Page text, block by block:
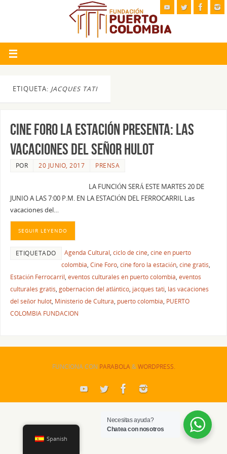
ETIQUETA: JACQUES TATI
CINE FORO LA ESTACIÓN PRESENTA: LAS
VACACIONES DEL SEÑOR HULOT
POR 20 JUNIO, 2017 PRENSA
LA FUNCIÓN SERÁ ESTE MARTES 20 DE
JUNIO A LAS 7:00 P.M. EN LA ESTACIÓN DEL FERROCARRIL Las
vacaciones del…
SEGUIR LEYENDO
ETIQUETADO Agenda Cultural, ciclo de cine, cine en puerto
colombia, Cine Foro, cine foro la estación, cine gratis,
Estación Ferrocarril, eventos culturales en puerto colombia, eventos
culturales gratis, gobernacion del atlántico, jacques tati, las vacaciones
del señor hulot, Ministerio de Cultura, puerto colombia, PUERTO
COLOMBIA FUNDACION
FUNCIONA CON PARABOLA&WORDPRESS.
Spanish
Necesitas ayuda?
Chatea con nosotros